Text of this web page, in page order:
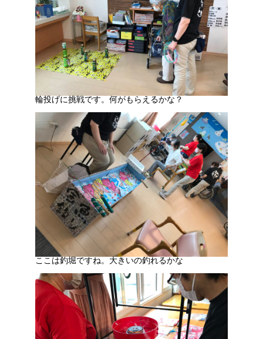
輪投げに挑戦です。何がもらえるかな？
ここは釣堀ですね。大きいの釣れるかな